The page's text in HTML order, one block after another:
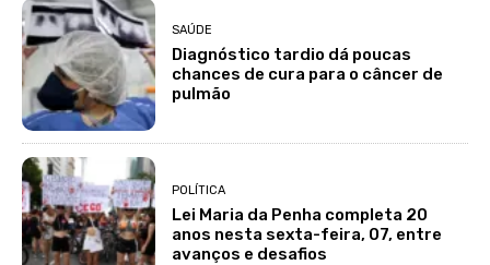
SAÚDE
Diagnóstico tardio dá poucas
chances de cura para o câncer de
pulmão
POLÍTICA
Lei Maria da Penha completa 20
anos nesta sexta-feira, 07, entre
avanços e desafios